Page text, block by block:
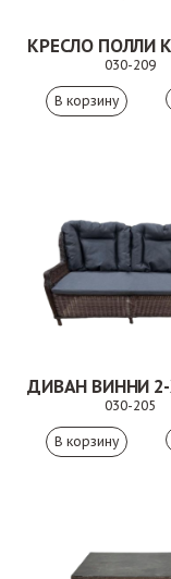
030-209
030-205